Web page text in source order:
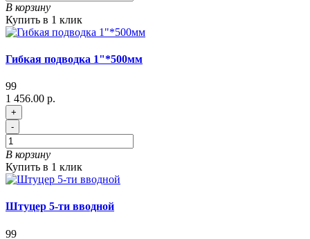
В корзину
Купить в 1 клик
Гибкая подводка 1"*500мм
99
1 456.00 р.
+
-
В корзину
Купить в 1 клик
Штуцер 5-ти вводной
99